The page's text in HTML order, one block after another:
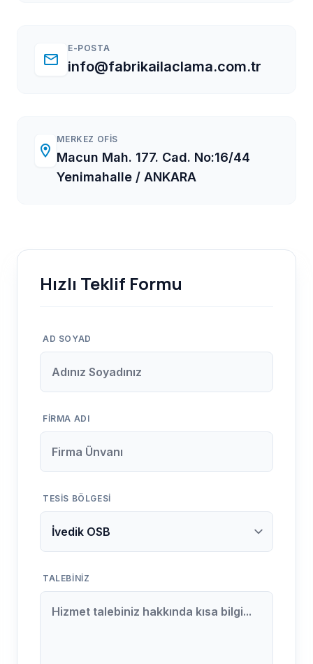
email
E-POSTA
info@fabrikailaclama.com.tr
location_on
MERKEZ OFIS
Macun Mah. 177. Cad. No:16/44
Yenimahalle / ANKARA
Hızlı Teklif Formu
AD SOYAD
FIRMA ADI
TESIS BÖLGESI
TALEBINIZ